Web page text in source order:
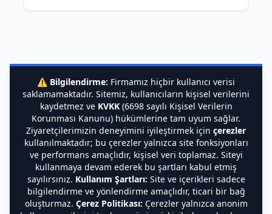
⚠️ Bilgilendirme: Firmamız hiçbir kullanıcı verisi
saklamamaktadır. Sitemiz, kullanıcıların kişisel verilerini
kaydetmez ve KVKK(6698 sayılı Kişisel Verilerin
Korunması Kanunu) hükümlerine tam uyum sağlar.
Ziyaretçilerimizin deneyimini iyileştirmek için çerezler
kullanılmaktadır; bu çerezler yalnızca site fonksiyonları
ve performans amaçlıdır, kişisel veri toplamaz. Siteyi
kullanmaya devam ederek bu şartları kabul etmiş
sayılırsınız. Kullanım Şartları: Site ve içerikleri sadece
bilgilendirme ve yönlendirme amaçlıdır, ticari bir bağ
oluşturmaz. Çerez Politikası: Çerezler yalnızca anonim